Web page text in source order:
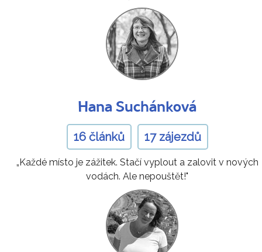
Hana Suchánková
16 článků 17 zájezdů
„Každé místo je zážitek. Stačí vyplout a zalovit v nových
vodách. Ale nepouštět!"